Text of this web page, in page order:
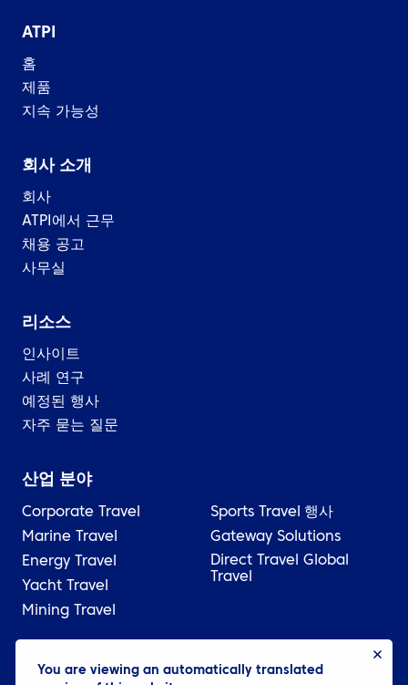
You are viewing an automatically translated
ATPI
홈
제품
지속 가능성
회사 소개
회사
ATPI에서 근무
채용 공고
사무실
리소스
인사이트
사례 연구
예정된 행사
자주 묻는 질문
산업 분야
Corporate Travel
Marine Travel
Energy Travel
Yacht Travel
Mining Travel
Sports Travel 행사
Gateway Solutions
Direct Travel Global
Travel
© 2026 ATPI